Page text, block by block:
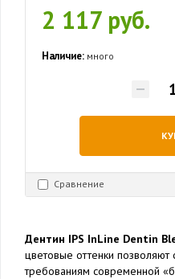
2 117 руб.
Наличие: много
Сравнение
Дентин IPS InLine Dentin
цветовые оттенки позволяют
требованиям современной